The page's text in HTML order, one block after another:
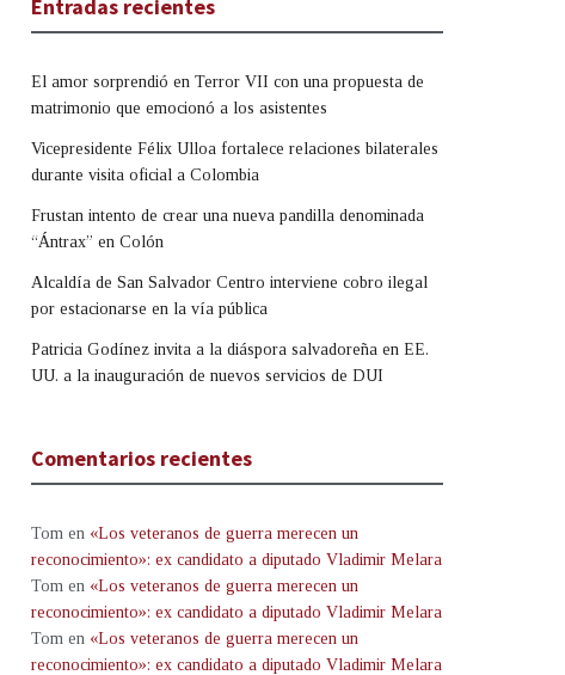
Entradas recientes
El amor sorprendió en Terror VII con una propuesta de
matrimonio que emocionó a los asistentes
Vicepresidente Félix Ulloa fortalece relaciones bilaterales
durante visita oficial a Colombia
Frustan intento de crear una nueva pandilla denominada
“Ántrax” en Colón
Alcaldía de San Salvador Centro interviene cobro ilegal
por estacionarse en la vía pública
Patricia Godínez invita a la diáspora salvadoreña en EE.
UU. a la inauguración de nuevos servicios de DUI
Comentarios recientes
Tom en «Los veteranos de guerra merecen un
reconocimiento»: ex candidato a diputado Vladimir Melara
Tom en «Los veteranos de guerra merecen un
reconocimiento»: ex candidato a diputado Vladimir Melara
Tom en «Los veteranos de guerra merecen un
reconocimiento»: ex candidato a diputado Vladimir Melara